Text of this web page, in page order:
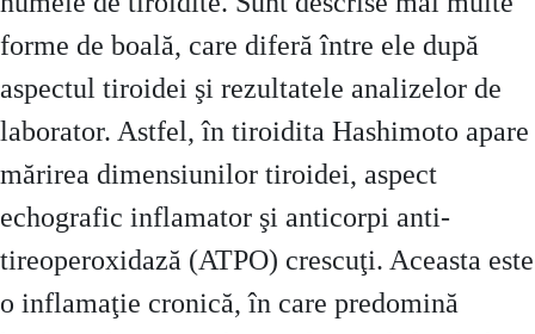
forme de boală, care diferă între ele după
aspectul tiroidei şi rezultatele analizelor de
laborator. Astfel, în tiroidita Hashimoto apare
mărirea dimensiunilor tiroidei, aspect
echografic inflamator şi anticorpi anti-
tireoperoxidază (ATPO) crescuţi. Aceasta este
o inflamaţie cronică, în care predomină